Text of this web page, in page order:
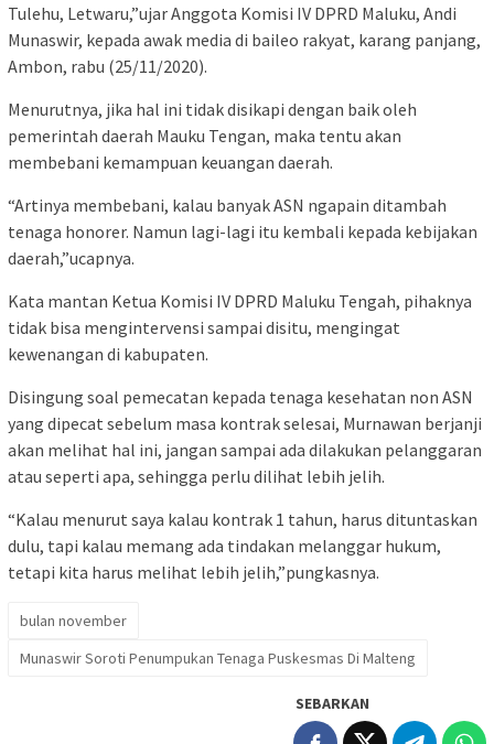
Tulehu, Letwaru,”ujar Anggota Komisi IV DPRD Maluku, Andi
Munaswir, kepada awak media di baileo rakyat, karang panjang,
Ambon, rabu (25/11/2020).
Menurutnya, jika hal ini tidak disikapi dengan baik oleh
pemerintah daerah Mauku Tengan, maka tentu akan
membebani kemampuan keuangan daerah.
“Artinya membebani, kalau banyak ASN ngapain ditambah
tenaga honorer. Namun lagi-lagi itu kembali kepada kebijakan
daerah,”ucapnya.
Kata mantan Ketua Komisi IV DPRD Maluku Tengah, pihaknya
tidak bisa mengintervensi sampai disitu, mengingat
kewenangan di kabupaten.
Disingung soal pemecatan kepada tenaga kesehatan non ASN
yang dipecat sebelum masa kontrak selesai, Murnawan berjanji
akan melihat hal ini, jangan sampai ada dilakukan pelanggaran
atau seperti apa, sehingga perlu dilihat lebih jelih.
“Kalau menurut saya kalau kontrak 1 tahun, harus dituntaskan
dulu, tapi kalau memang ada tindakan melanggar hukum,
tetapi kita harus melihat lebih jelih,”pungkasnya.
bulan november
Munaswir Soroti Penumpukan Tenaga Puskesmas Di Malteng
SEBARKAN